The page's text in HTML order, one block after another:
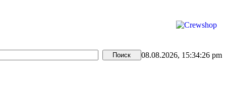
08.08.2026, 15:34:26 pm